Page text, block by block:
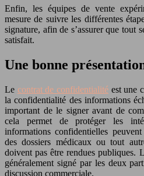
Enfin, les équipes de vente
mesure de suivre les différentes
signature, afin de s’assurer que tout
satisfait.
Une bonne
Le contrat de confidentialité est une
la confidentialité des informations
important de le signer avant de
cela permet de protéger les
informations confidentielles
des dossiers médicaux ou tout
doivent pas être rendues publiques.
généralement signé par les deux
discussion commerciale.